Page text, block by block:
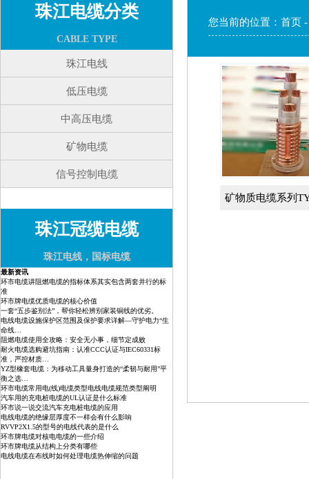
珠江电缆分类
CABLE TYPE
珠江电线
低压电缆
中高压电缆
矿物电缆
信号控制电缆
珠江冠缆电缆
珠江电线，国标电缆
最新资讯
环市电缆讲阻燃电缆的指标体系其实包含两套并行的标
准
环市牌电缆优质电缆的核心价值
一套“五步鉴别法”，帮你轻松辨别家装铜线的优劣。
电线电缆设施保护区范围及保护要求详解—守护电力“生
命线…
阻燃电缆使用全攻略：安全无小事，细节定成败
耐火电缆选购避坑指南：认准CCC认证与IEC60331标
准，严控材质…
YZ型橡套电缆：为移动工具量身打造的“柔韧与耐用”平
衡之选…
环市电缆常用电(线)电缆类型电线电缆规范类型阐明
汽车用的充电桩电缆的UL认证是什么标准
环市说一说交流汽车充电桩电缆的应用
电线电缆的绝缘层厚度不一样会有什么影响
RVVP2X1.5的型号的电线代表的是什么
环市牌电缆对核电电缆的一些介绍
环市牌电缆从结构上分类有哪些
电线电缆在布线时如何处理电缆热伸缩的问题
您当前的位置： 首页
矿物质电缆系列